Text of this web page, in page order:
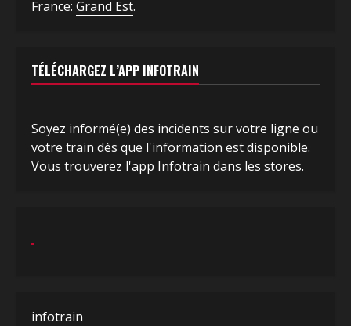
France: Grand Est.
TÉLÉCHARGEZ L’APP INFOTRAIN
Soyez informé(e) des incidents sur votre ligne ou
votre train dès que l'information est disponible.
Vous trouverez l'app Infotrain dans les stores.
infotrain